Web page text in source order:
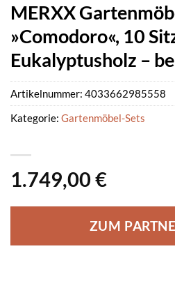
MERXX
»Comodoro«, 10
Eukalyptusholz –
1.749,00 €
ZUM
Artikelnummer: 4033662985558
Kategorie: Gartenmöbel-Sets